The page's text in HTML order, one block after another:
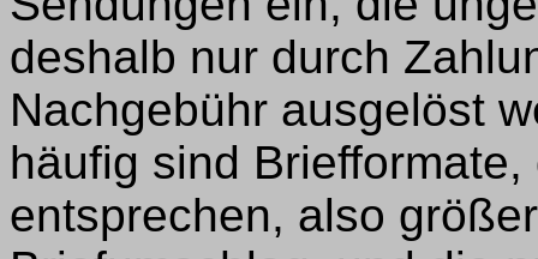
deshalb nur durch
Nachgebühr ausgelöst
häufig sind
entsprechen, also